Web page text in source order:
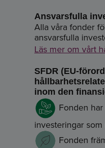
Ansvarsfulla
Alla våra fonder
ansvarsfulla
Läs mer om vårt
SFDR (EU-
inom den
Fonden
investeringar
Fonden